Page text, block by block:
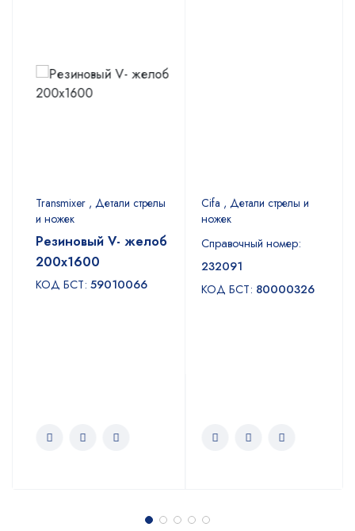
Transmixer , Детали стрелы
и ножек
Резиновый V- желоб
200x1600
КОД БСТ:59010066
Cifa , Детали стрелы и
ножек
Справочный номер:
232091
КОД БСТ:80000326